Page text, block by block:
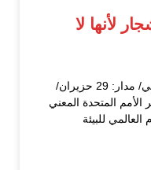
الأشجار لأنها لا
معهد القارات الثلاث للبحث الاجتماعي/ مدار: 29 حزيران/
الأمم المتحدة المعني